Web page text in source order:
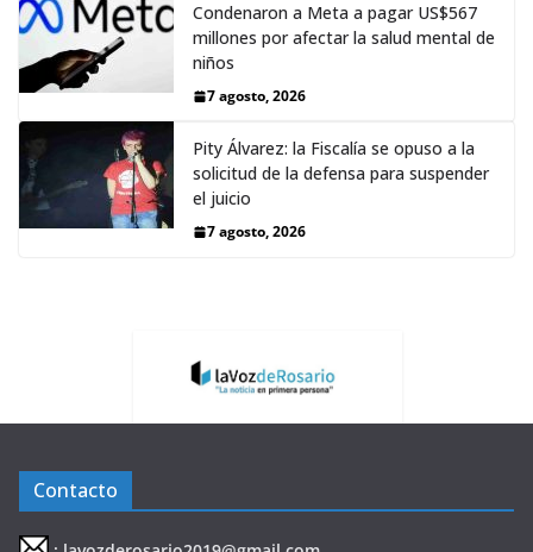
Condenaron a Meta a pagar US$567
millones por afectar la salud mental de
niños
7 agosto, 2026
Pity Álvarez: la Fiscalía se opuso a la
solicitud de la defensa para suspender
el juicio
7 agosto, 2026
Contacto